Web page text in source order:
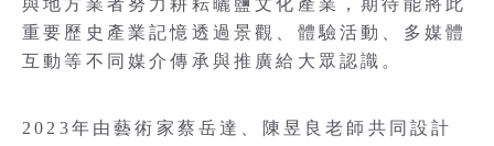
重要歷史產業記憶透過景觀、體驗活動、多媒體
互動等不同媒介傳承與推廣給大眾認識。
2023年由藝術家蔡岳達、陳昱良老師共同設計